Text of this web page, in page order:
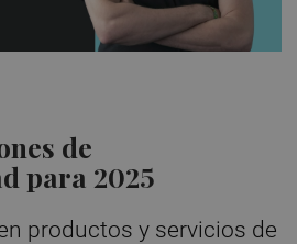
de
para 2025
productos y servicios de